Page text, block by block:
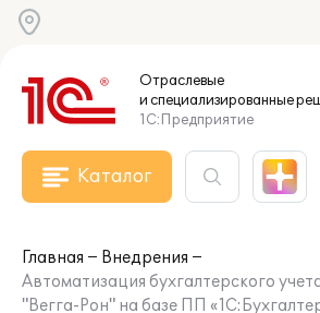
Отраслевые
и специализированные
1С:Предприятие
Каталог
Главная
Внедрения
Автоматизация бухгалтерского
"Вегга-Рон" на базе ПП